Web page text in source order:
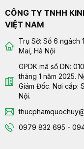
CÔNG TY TNHH
VIỆT NAM
Trụ Sở: Số 6 ngách
Mai, Hà Nội
GPDK mã số DN:
tháng 1 năm 2025.
Giám Đốc. Nơi cấp:
Nội.
0979 832 695 -